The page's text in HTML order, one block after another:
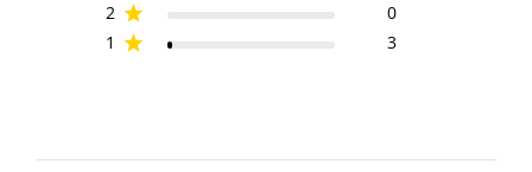
2
0
1
3